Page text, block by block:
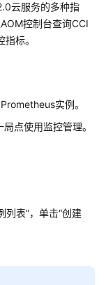
云服务的多种指
控制台查询CCI
标。
实例。
点使用监控管理。
表”，单击“创建